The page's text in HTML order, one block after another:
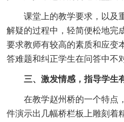
课堂上的教学要求，以及
解疑的过程中，轻简便松地完
要求教师有较高的素质和应变
答难题和纠正学生在问答中不
三、激发情感，指导学生有
在教学赵州桥的一个特点
件演示出几幅桥栏板上雕刻着